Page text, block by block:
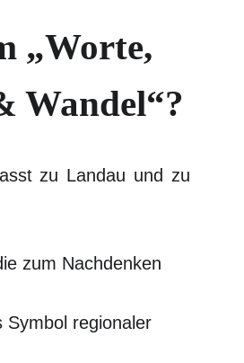
„Worte,
Wandel“?
zu Landau und zu
zum Nachdenken
Symbol regionaler